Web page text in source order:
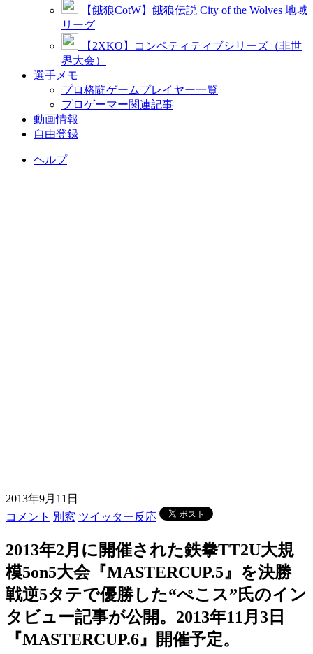
【餓狼CotW】餓狼伝説 City of the Wolves 地域
リーグ
【2XKO】コンペティティブシリーズ（非世
界大会）
選手メモ
プロ格闘ゲームプレイヤー一覧
プロゲーマー関連記事
動画情報
自由登録
ヘルプ
2013年9月11日
コメント 別窓 ツイッター反応
2013年2月に開催された鉄拳TT2U大規
模5on5大会『MASTERCUP.5』を決勝
戦逆5タテで優勝した“ぺこス”氏のイン
タビュー記事が公開。2013年11月3日
『MASTERCUP.6』開催予定。